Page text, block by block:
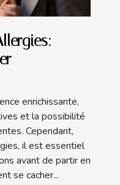
enrichissante,
et la possibilité
Cependant,
il est essentiel
avant de partir en
se cacher...